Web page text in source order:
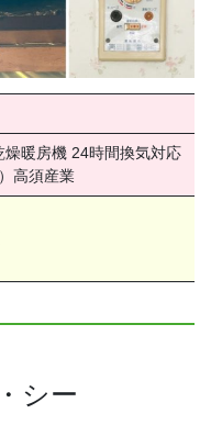
暖房機 24時間換気対応
高須産業
シー